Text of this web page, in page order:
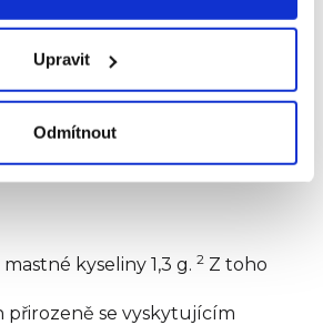
Upravit
Odmítnout
kyseliny 1,3 g. 2 Z toho
přirozeně se vyskytujícím